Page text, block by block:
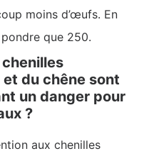
moins d’œufs. En
pondre que 250.
du chêne sont
un danger pour
?
aux chenilles